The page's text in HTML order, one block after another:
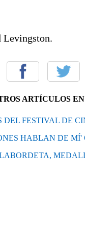
ARTÍCULOS
DEL FESTIVAL DE
HABLAN DE MÍ'